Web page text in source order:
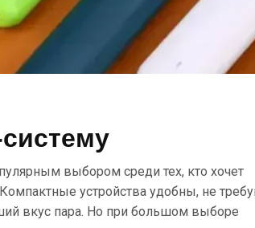
выбором среди тех, кто хочет
устройства удобны, не
вкус пара. Но при большом выборе